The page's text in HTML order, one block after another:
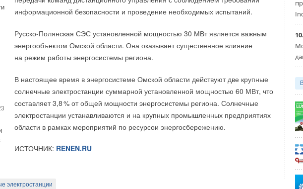
информационной безопасности и проведение необходимых испытаний.
Русско-Полянская СЭС установленной мощностью 30 МВт является важным
энергообъектом Омской области. Она оказывает существенное влияние
на режим работы энергосистемы региона.
В настоящее время в энергосистеме Омской области действуют две крупные
солнечные электростанции суммарной установленной мощностью 60 МВт, что
составляет 3,8% от общей мощности энергосистемы региона. Солнечные
электростанции устанавливаются и на крупных промышленных предприятиях
области в рамках мероприятий по ресурсои энергосбережению.
ИСТОЧНИК: RENEN.RU
электростанции
В апреле текущего года в Финляндии был открыт третий энергоблок АЭС
«Олкилуото», что сделало страну самодостаточной в энергетическом плане.
Финляндия поставила перед собой цель достичь нулевого баланса выбросов
к 2035 году.
температурах, не требуется вакуум и постоянный контроль напряжения
21% — не рекордно, но все же неплохо. Однако этот способ все ещё
не гарантирует долговечность.